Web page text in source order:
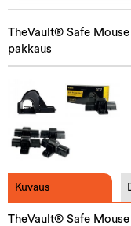
TheVault® Safe
pakkaus
Kuvaus
TheVault® Safe